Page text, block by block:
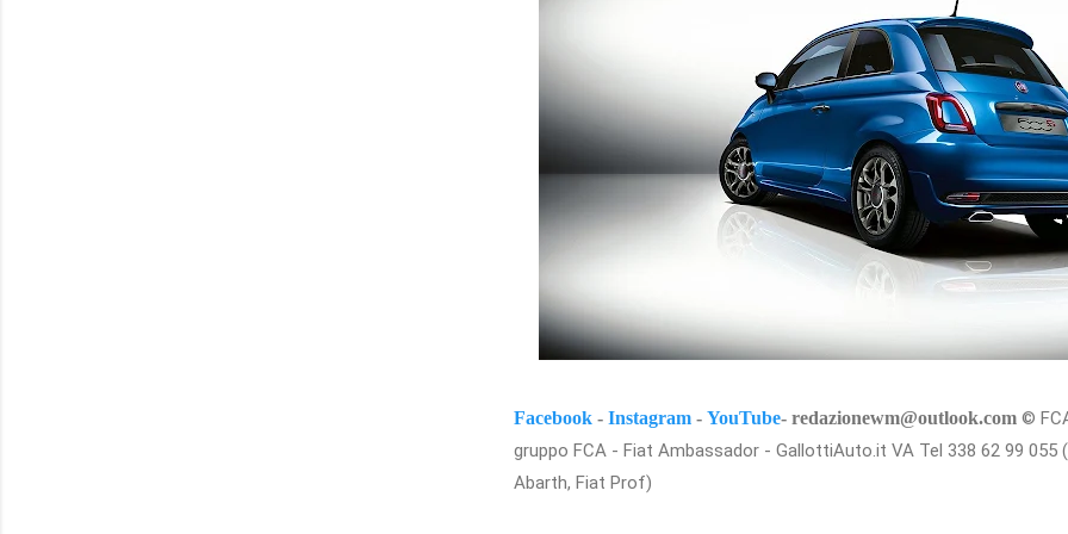
Facebook - Instagram - YouTube- redazionewm@outlook.com ©
gruppo FCA - Fiat Ambassador - GallottiAuto.it VA Tel 338 62 99 055
Abarth, Fiat Prof)